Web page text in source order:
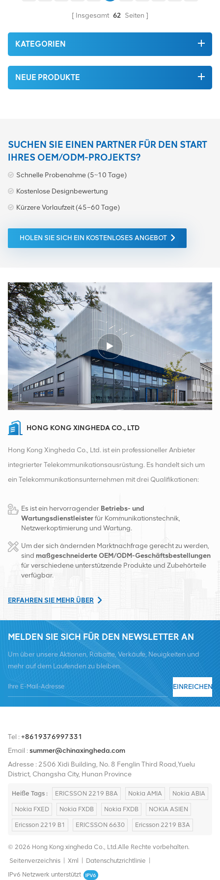
erreicht werden
Intermodulation. Die
durchschnittliche
Insgesamt 62 Seiten
KATEGORIEN
NEUE PRODUKTE
SUCHEN SIE EINEN PARTNER FÜR DEN START
IHRES OEM/ODM-PROJEKTS?
Schnelle Probenahme (5~10 Tage)
Kostenlose Designbewertung
Kürzere Vorlaufzeit (45–60 Tage)
HOLEN SIE SICH EIN KOSTENLOSES ANGEBOT
HONG KONG XINGHEDA CO., LTD
Hong Kong Xingheda Co., Ltd. ist ein professioneller Anbieter
integrierter Telekommunikationsausrüstung. Es handelt sich um
ein Telekommunikationsunternehmen mit drei Qualifikationen:
das Unternehmen über zwei intelligente Lager und
Fabrikvertriebszentren in Changsha und Hongkong. Im Jahr
Changsha, China. Mit Sitz in China betreiben wir internationale
Geschäfte in Südostasien, Europa, den Vereinigten Staaten,
regional führende Telekommunikationsbetreiber mit
wie Übertragung, Stromversorgung, optischen Modulen, Kabel,
Klemmen und unterstützende Hilfsmaterialien. Zu den
Dienstleistern zählen Nokia, Ericsson, Huawei, ZTE, Bell, Alcatel,
Nortel, Siemens und Lucent. Wir werden unseren internationalen
Marktanteil durch hochwertige Produkte, hochwertige
Dienstleistungen, angemessene Preise und pünktliche Lieferung
Es ist ein hervorragender Betriebs- und
Wartungsdienstleisterfür Kommunikationstechnik,
Netzwerkoptimierung und Wartung.
Um der sich ändernden Marktnachfrage gerecht zu werden,
sindmaßgeschneiderte OEM/ODM-Geschäftsbestellungen
für verschiedene unterstützende Produkte und Zubehörteile
verfügbar.
ERFAHREN SIE MEHR ÜBER
MELDEN SIE SICH FÜR DEN NEWSLETTER AN
Um über unsere Aktionen, Rabatte, Verkäufe, Neuigkeiten und
mehr auf dem Laufenden zu bleiben.
EINREICHEN
Tel :+8619376997331
Email :summer@chinaxingheda.com
Adresse : 2506 Xidi Building, No. 8 Fenglin Third Road,Yuelu
District, Changsha City, Hunan Province
Heiße Tags : ERICSSON 2219 B8A Nokia AMIA Nokia ABIA
Nokia FXED Nokia FXDB Nokia FXDB NOKIA ASIEN
Ericsson 2219 B1 ERICSSON 6630 Ericsson 2219 B3A
© 2026 Hong Kong xingheda Co., Ltd.Alle Rechte vorbehalten.
Seitenverzeichnis
Xml Datenschutzrichtlinie
IPv6 Netzwerk unterstützt